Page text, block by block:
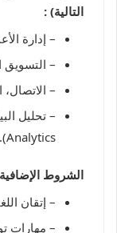
التالية) :
– إدارة
– التسويق
– الاتصال،
Analytics).
الشروط
– إتقان
– مهارات